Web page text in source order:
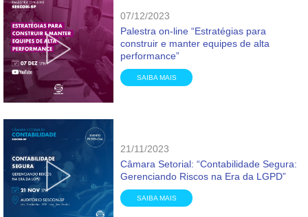
07/12/2023
Palestra on-line “Estratégias para
construir e manter equipes de alta
performance”
SAIBA MAIS
21/11/2023
Câmara Setorial: “Contabilidade Segura:
Gerenciando Riscos na Era da LGPD”
SAIBA MAIS